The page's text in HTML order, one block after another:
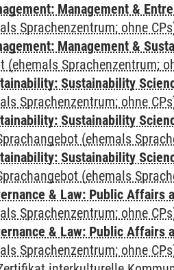
Management &
Sprachenzentrum; ohne
Management &
(ehemals Sprachenzentrum;
Sustainability
Sprachenzentrum; ohne
Sustainability
(ehemals
Sustainability
(ehemals
& Law: Public Affairs
Sprachenzentrum; ohne
& Law: Public Affairs
Sprachenzentrum; ohne